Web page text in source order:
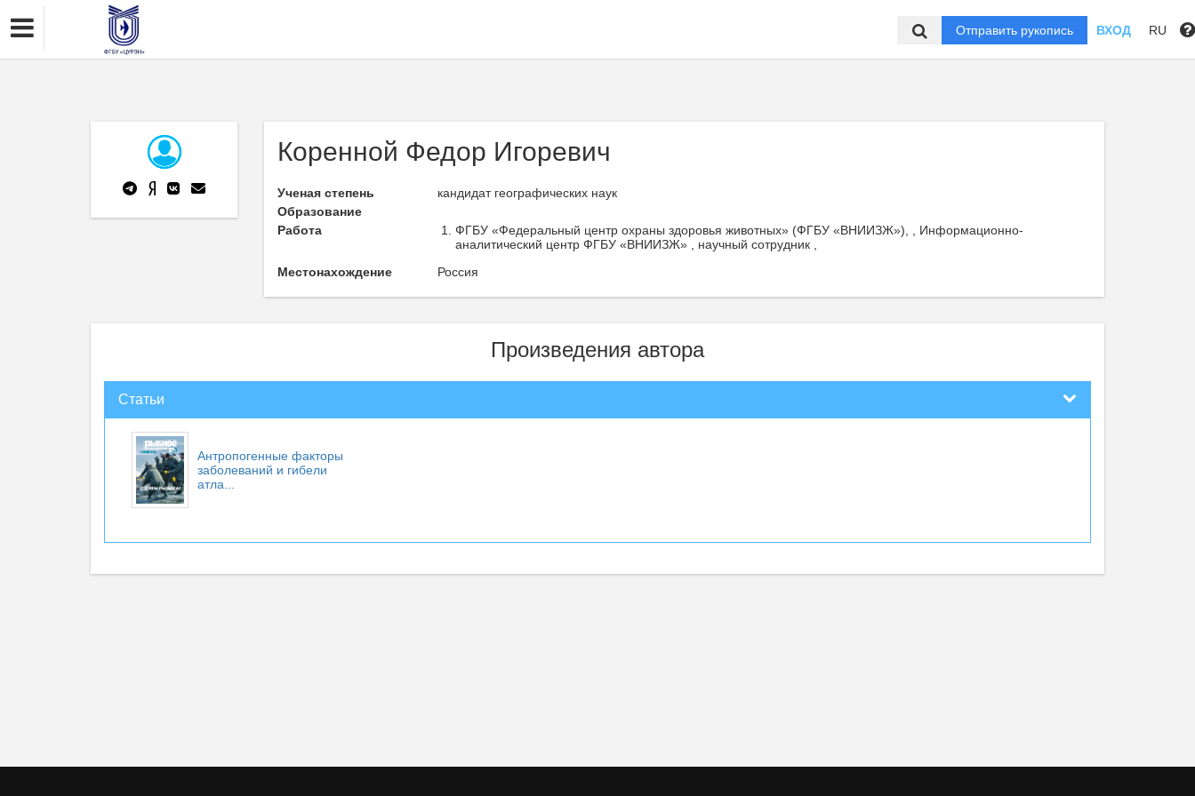
Отправить рукопись ВХОД RU
Коренной Федор Игоревич
Ученая степень
кандидат географических наук
Образование
Работа
ФГБУ «Федеральный центр охраны здоровья животных» (ФГБУ «ВНИИЗЖ»), , Информационно-
аналитический центр ФГБУ «ВНИИЗЖ» , научный сотрудник ,
Местонахождение
Россия
Произведения автора
Статьи
Антропогенные факторы
заболеваний и гибели
атла...